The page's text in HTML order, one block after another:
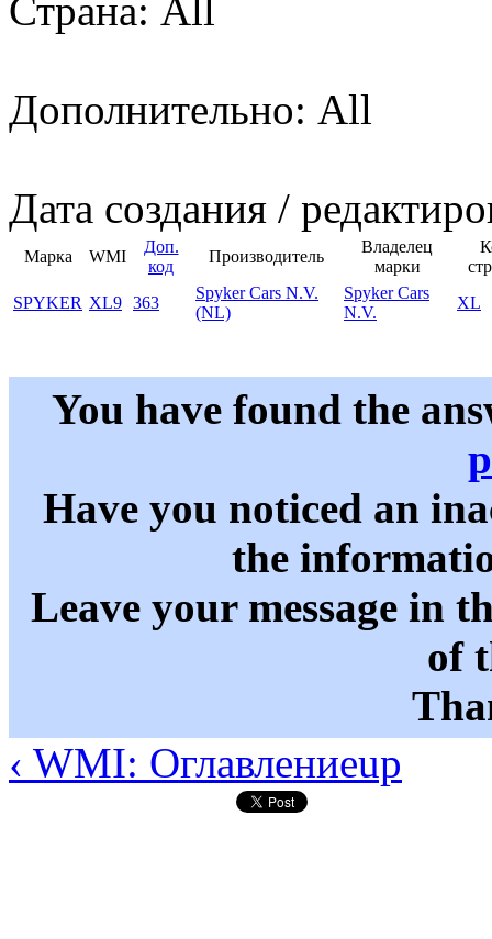
Страна: All
Дополнительно: All
Дата создания /
Марка WMI
Доп.
код
Производитель
Владелец
марки
SPYKER XL9 363
Spyker Cars N.V.
(NL)
Spyker Cars
N.V.
XL
You have found the
Have you noticed an
the
Leave your message in
of
‹ WMI: Оглавлениеup